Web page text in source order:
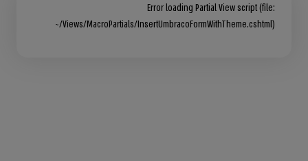
Error loading Partial View script (file:
~/Views/MacroPartials/InsertUmbracoFormWithTheme.cshtml)